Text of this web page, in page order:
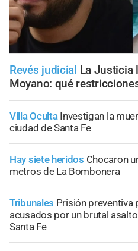
Revés judicial La Justicia
Moyano: qué
Villa Oculta Investigan la
ciudad de Santa Fe
Hay siete heridos Chocaron
metros de La Bombonera
Tribunales Prisión preventiva
acusados por un brutal
Santa Fe